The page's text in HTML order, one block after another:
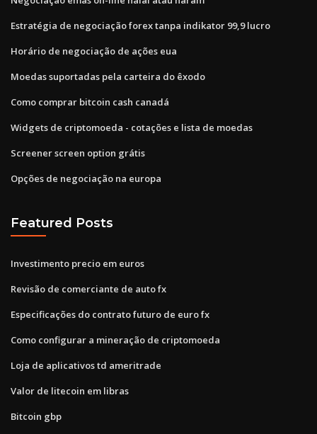
Estratégia de negociação forex tanpa indikator 99,9 lucro
Horário de negociação de ações eua
Moedas suportadas pela carteira do êxodo
Como comprar bitcoin cash canadá
Widgets de criptomoeda - cotações e lista de moedas
Screener screen option grátis
Opções de negociação na europa
Featured Posts
Investimento precio em euros
Revisão de comerciante de auto fx
Especificações do contrato futuro de euro fx
Como configurar a mineração de criptomoeda
Loja de aplicativos td ameritrade
Valor de litecoin em libras
Bitcoin gbp